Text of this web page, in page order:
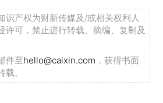
识产权为财新传媒及/或相关权利人
许可，禁止进行转载、摘编、复制及
件至hello@caixin.com ，获得书面
。